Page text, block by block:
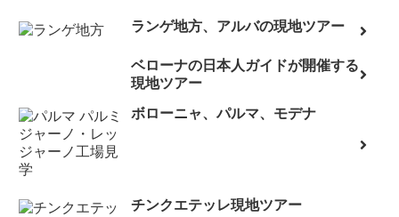
ランゲ地方、アルバの現地ツアー
ベローナの日本人ガイドが開催する
現地ツアー
ボローニャ、パルマ、モデナ
チンクエテッレ現地ツアー